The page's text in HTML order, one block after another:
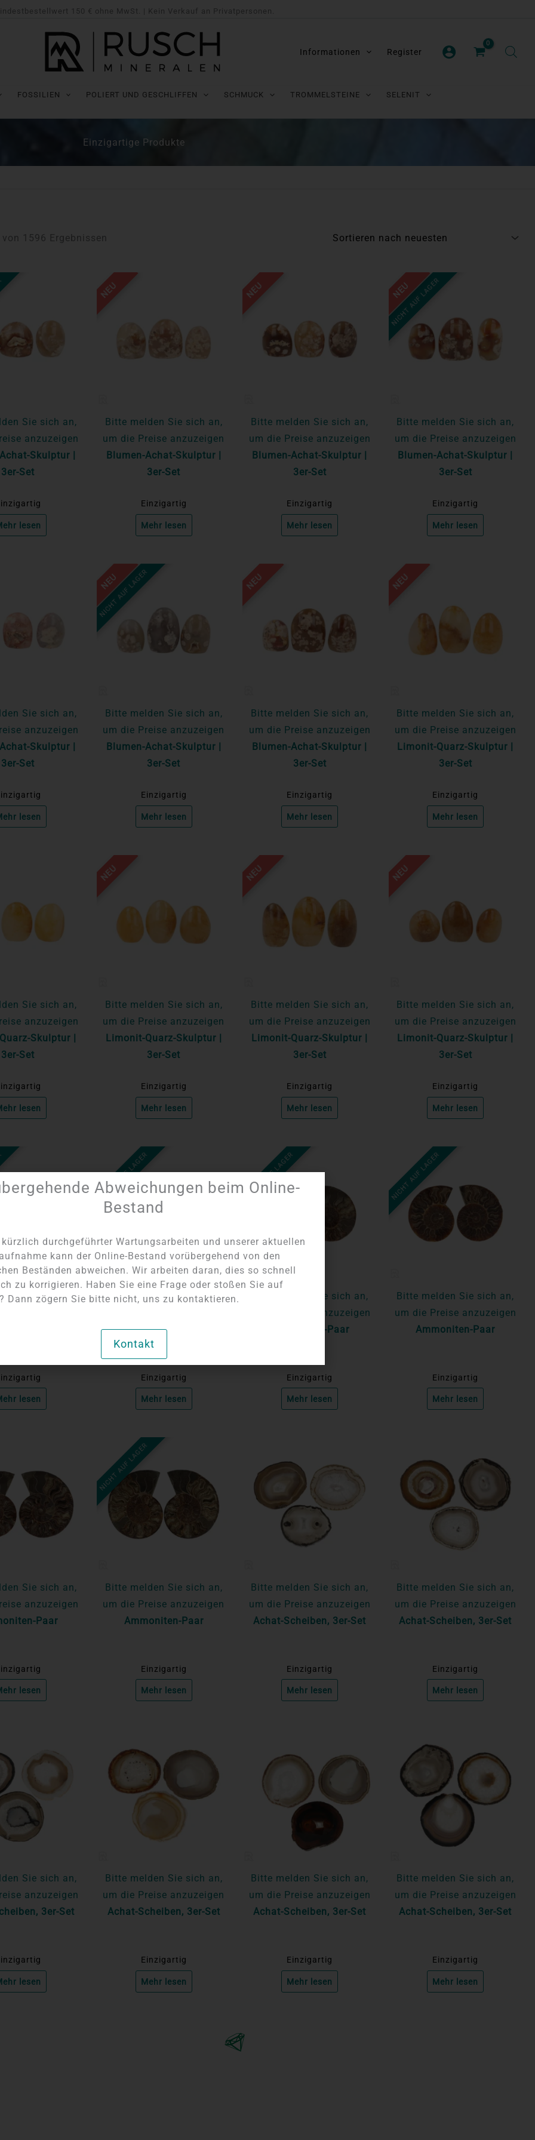
150 € ohne MwSt. | Kein Verkauf an Privatpersonen.
Informationen Register
FOSSILIEN POLIERT UND GESCHLIFFEN SCHMUCK TROMMELSTEINE
SELENIT
Einzigartige Produkte
1596 Ergebnissen
neuesten
Sie sich an,
anzuzeigen
Skulptur |
3er-Set
lesen
NEU
Bitte melden Sie sich an,
um die Preise anzuzeigen
Blumen-Achat-Skulptur |
3er-Set
Einzigartig
Mehr lesen
NEU
Bitte melden Sie sich an,
um die Preise anzuzeigen
Blumen-Achat-Skulptur |
3er-Set
Einzigartig
Mehr lesen
NICHT AUF LAGER
NEU
Bitte melden Sie sich an,
um die Preise anzuzeigen
Blumen-Achat-Skulptur |
3er-Set
Einzigartig
Mehr lesen
Sie sich an,
anzuzeigen
Skulptur |
3er-Set
lesen
NICHT AUF LAGER
NEU
Bitte melden Sie sich an,
um die Preise anzuzeigen
Blumen-Achat-Skulptur |
3er-Set
Einzigartig
Mehr lesen
NEU
Bitte melden Sie sich an,
um die Preise anzuzeigen
Blumen-Achat-Skulptur |
3er-Set
Einzigartig
Mehr lesen
NEU
Bitte melden Sie sich an,
um die Preise anzuzeigen
Limonit-Quarz-Skulptur |
3er-Set
Einzigartig
Mehr lesen
Sie sich an,
anzuzeigen
Skulptur |
3er-Set
lesen
NEU
Bitte melden Sie sich an,
um die Preise anzuzeigen
Limonit-Quarz-Skulptur |
3er-Set
Einzigartig
Mehr lesen
NEU
Bitte melden Sie sich an,
um die Preise anzuzeigen
Limonit-Quarz-Skulptur |
3er-Set
Einzigartig
Mehr lesen
NEU
Bitte melden Sie sich an,
um die Preise anzuzeigen
Limonit-Quarz-Skulptur |
3er-Set
Einzigartig
Mehr lesen
Sie sich an,
lesen
NICHT AUF LAGER
Bitte melden Sie sich an,
Ammoniten-Paar
Einzigartig
Mehr lesen
NICHT AUF LAGER
Bitte melden Sie sich an,
um die Preise anzuzeigen
Ammoniten-Paar
Einzigartig
Mehr lesen
NICHT AUF LAGER
Bitte melden Sie sich an,
um die Preise anzuzeigen
Ammoniten-Paar
Einzigartig
Mehr lesen
Sie sich an,
anzuzeigen
Paar
lesen
NICHT AUF LAGER
Bitte melden Sie sich an,
um die Preise anzuzeigen
Ammoniten-Paar
Einzigartig
Mehr lesen
Bitte melden Sie sich an,
um die Preise anzuzeigen
Achat-Scheiben, 3er-Set
Einzigartig
Mehr lesen
Bitte melden Sie sich an,
um die Preise anzuzeigen
Achat-Scheiben, 3er-Set
Einzigartig
Mehr lesen
Sie sich an,
anzuzeigen
3er-Set
lesen
Bitte melden Sie sich an,
um die Preise anzuzeigen
Achat-Scheiben, 3er-Set
Einzigartig
Mehr lesen
Bitte melden Sie sich an,
um die Preise anzuzeigen
Achat-Scheiben, 3er-Set
Einzigartig
Mehr lesen
Bitte melden Sie sich an,
um die Preise anzuzeigen
Achat-Scheiben, 3er-Set
Einzigartig
Mehr lesen
Abweichungen beim Online-
Bestand
durchgeführter Wartungsarbeiten und unserer aktuellen
kann der Online-Bestand vorübergehend von den
Beständen abweichen. Wir arbeiten daran, dies so schnell
zu korrigieren. Haben Sie eine Frage oder stoßen Sie auf
Dann zögern Sie bitte nicht, uns zu kontaktieren.
Kontakt